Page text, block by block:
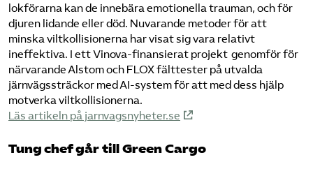
lokförarna kan de innebära emotionella trauman, och för
djuren lidande eller död. Nuvarande metoder för att
minska viltkollisionerna har visat sig vara relativt
ineffektiva. I ett Vinova-finansierat projekt genomför för
närvarande Alstom och FLOX fälttester på utvalda
järnvägssträckor med AI-system för att med dess hjälp
motverka viltkollisionerna.
Läs artikeln på jarnvagsnyheter.se
Tung chef går till Green Cargo